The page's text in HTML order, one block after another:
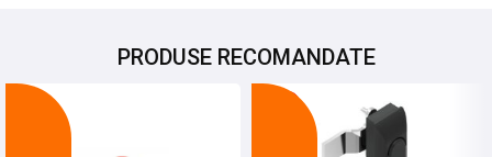
PRODUSE RECOMANDATE